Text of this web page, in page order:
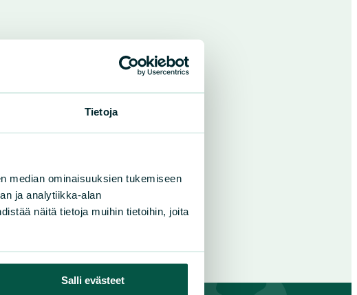
Tietoja
median ominaisuuksien tukemiseen
ja analytiikka-alan
näitä tietoja muihin tietoihin, joita
Salli evästeet